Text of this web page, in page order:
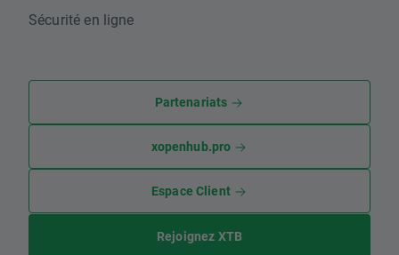
Sécurité en ligne
Partenariats
xopenhub.pro
Espace Client
Rejoignez XTB